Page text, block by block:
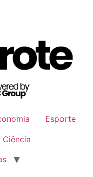
Esporte
Ciência